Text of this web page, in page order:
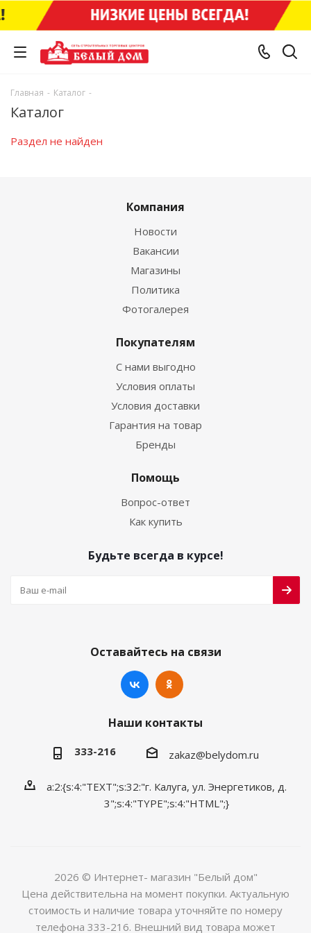
Главная - Каталог -
Каталог
Раздел не найден
Компания
Новости
Вакансии
Магазины
Политика
Фотогалерея
Покупателям
С нами выгодно
Условия оплаты
Условия доставки
Гарантия на товар
Бренды
Помощь
Вопрос-ответ
Как купить
Будьте всегда в курсе!
Оставайтесь на связи
Наши контакты
333-216 zakaz@belydom.ru
a:2:{s:4:"TEXT";s:32:"г. Калуга, ул. Энергетиков, д.
3";s:4:"TYPE";s:4:"HTML";}
2026 © Интернет- магазин "Белый дом"
Цена действительна на момент покупки. Актуальную
стоимость и наличие товара уточняйте по номеру
телефона 333-216. Внешний вид товара может